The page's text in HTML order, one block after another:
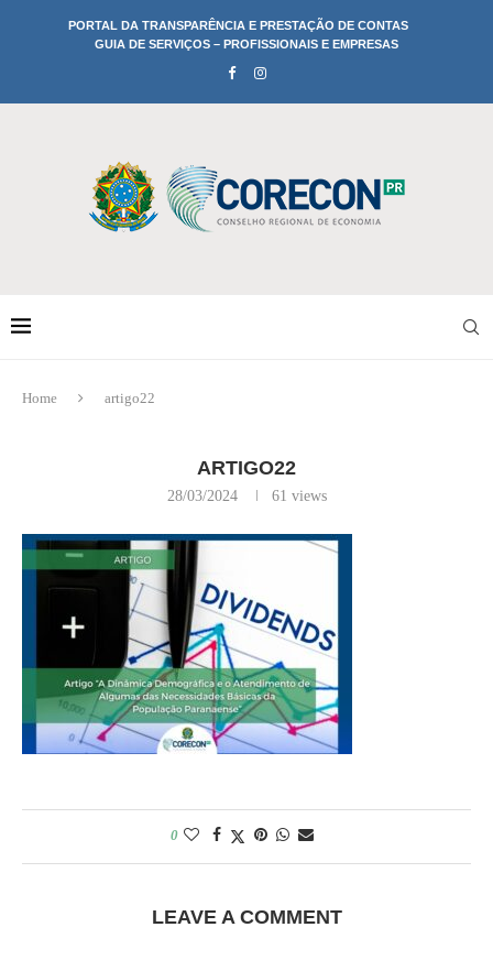
PORTAL DA TRANSPARÊNCIA E PRESTAÇÃO DE CONTAS
GUIA DE SERVIÇOS – PROFISSIONAIS E EMPRESAS
Home artigo22
ARTIGO22
28/03/2024 61 views
0
LEAVE A COMMENT